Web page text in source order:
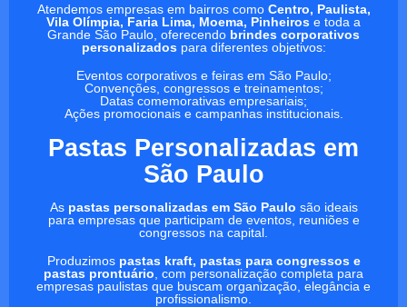
Atendemos empresas em bairros como Centro, Paulista,
Vila Olímpia, Faria Lima, Moema, Pinheiros e toda a
Grande São Paulo, oferecendo brindes corporativos
personalizadospara diferentes objetivos:
Eventos corporativos e feiras em São Paulo;
Convenções, congressos e treinamentos;
Datas comemorativas empresariais;
Ações promocionais e campanhas institucionais.
Pastas Personalizadas em
São Paulo
As pastas personalizadas em São Paulo são ideais
para empresas que participam de eventos, reuniões e
congressos na capital.
Produzimos pastas kraft, pastas para congressos e
pastas prontuário , com personalização completa para
empresas paulistas que buscam organização, elegância e
profissionalismo.